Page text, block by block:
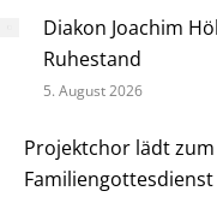
Diakon Joachim
Ruhestand
5. August 2026
Projektchor lädt
Familiengottesdienst